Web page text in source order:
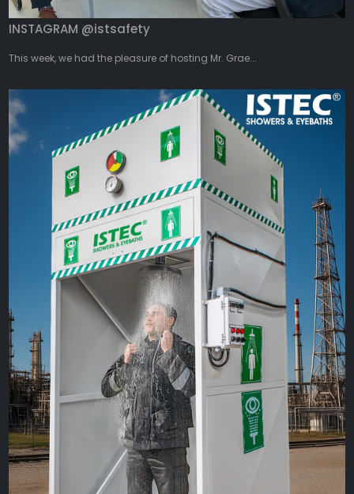
INSTAGRAM @istsafety
This week, we had the pleasure of hosting Mr. Grae...